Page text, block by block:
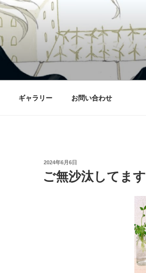
ギャラリー お問い合わせ
投
2024年6月6日
ご無沙汰してます